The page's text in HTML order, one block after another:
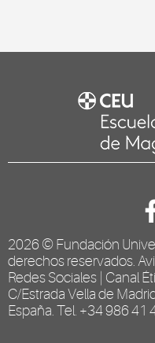
2026 © Fundación
derechos reservados.
Redes Sociales Canal
C/Estrada Vella de
España. Tel. +34 986 41